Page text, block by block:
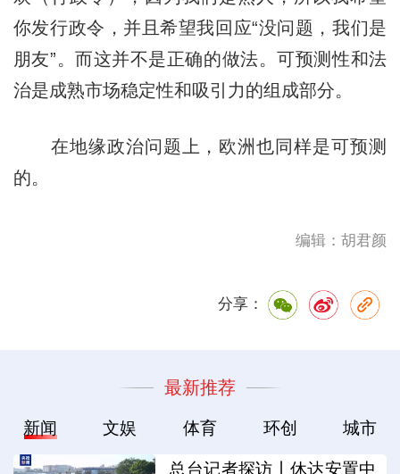
你发行政令，并且希望我回应“没问题，我们是
朋友”。而这并不是正确的做法。可预测性和法
治是成熟市场稳定性和吸引力的组成部分。
在地缘政治问题上，欧洲也同样是可预测
的。
编辑：胡君颜
分享：
最新推荐
新闻 文娱 体育 环创 城市
总台记者探访丨休达安置中